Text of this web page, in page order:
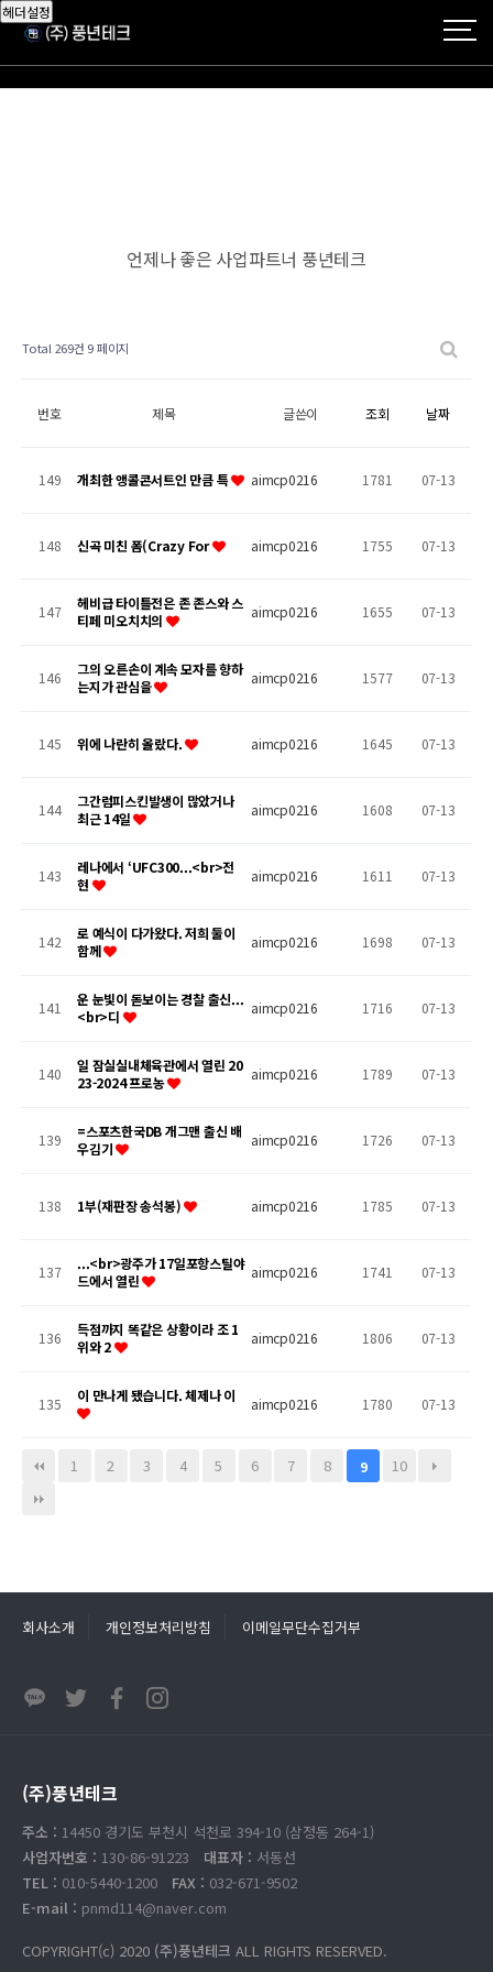
헤더설정
언제나 좋은 사업파트너 풍년테크
Total 269건 9 페이지
번호 제목 글쓴이 조회 날짜
149 개최한 앵콜콘서트인 만큼 특 aimcp0216 1781 07-13
148 신곡 미친 폼(Crazy For aimcp0216 1755 07-13
147
헤비급 타이틀전은 존 존스와 스
티페 미오치치의
aimcp0216 1655 07-13
146
그의 오른손이 계속 모자를 향하
는지가 관심을
aimcp0216 1577 07-13
145 위에 나란히 올랐다. aimcp0216 1645 07-13
144
그간럼피스킨발생이 많았거나
최근 14일
aimcp0216 1608 07-13
143
레나에서 ‘UFC300...<br>전
현
aimcp0216 1611 07-13
142
로 예식이 다가왔다. 저희 둘이
함께
aimcp0216 1698 07-13
141
운 눈빛이 돋보이는 경찰 출신...
<br>디
aimcp0216 1716 07-13
140
일 잠실실내체육관에서 열린 20
23-2024 프로농
aimcp0216 1789 07-13
139
=스포츠한국DB 개그맨 출신 배
우김기
aimcp0216 1726 07-13
138 1부(재판장 송석봉) aimcp0216 1785 07-13
137
...<br>광주가 17일포항스틸야
드에서 열린
aimcp0216 1741 07-13
136
득점까지 똑같은 상황이라 조 1
위와 2
aimcp0216 1806 07-13
135 이 만나게 됐습니다. 체제나 이 aimcp0216 1780 07-13
1 2 3 4 5 6 7 8 9 10
회사소개 개인정보처리방침 이메일무단수집거부
(주)풍년테크
주소 : 14450 경기도 부천시 석천로 394-10 (삼정동 264-1)
사업자번호 : 130-86-91223 대표자 : 서동선
TEL : 010-5440-1200 FAX : 032-671-9502
E-mail : pnmd114@naver.com
COPYRIGHT(c) 2020 (주)풍년테크 ALL RIGHTS RESERVED.